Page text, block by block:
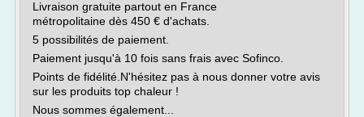
Livraison gratuite partout en France
métropolitaine dès 450 € d'achats.
5 possibilités de paiement.
Paiement jusqu'à 10 fois sans frais avec Sofinco.
Points de fidélité.N'hésitez pas à nous donner votre avis
sur les produits top chaleur !
Nous sommes également...